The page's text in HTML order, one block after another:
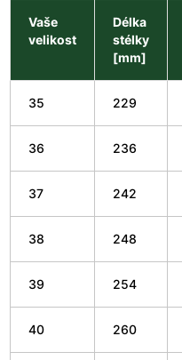
Vaše
velikost
Délka
stélky
[mm]
35 229
36 236
37 242
38 248
39 254
40 260